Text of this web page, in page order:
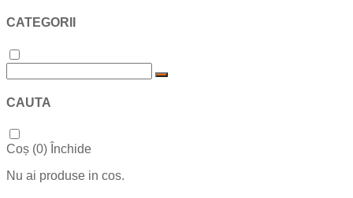
CATEGORII
CAUTA
Coș (0) Închide
Nu ai produse in cos.